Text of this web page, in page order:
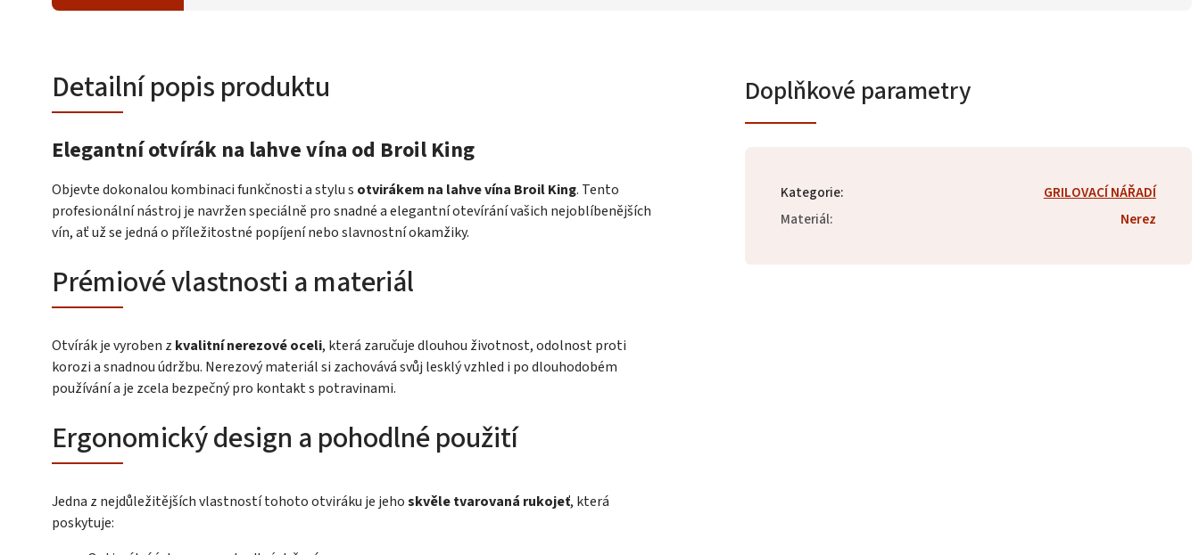
Detailní popis produktu
Elegantní otvírák na lahve vína od Broil King
Objevte dokonalou kombinaci funkčnosti a stylu s otvirákem na lahve vína Broil King. Tento
profesionální nástroj je navržen speciálně pro snadné a elegantní otevírání vašich nejoblíbenějších
vín, ať už se jedná o příležitostné popíjení nebo slavnostní okamžiky.
Prémiové vlastnosti a materiál
Otvírák je vyroben z kvalitní nerezové oceli, která zaručuje dlouhou životnost, odolnost proti
korozi a snadnou údržbu. Nerezový materiál si zachovává svůj lesklý vzhled i po dlouhodobém
používání a je zcela bezpečný pro kontakt s potravinami.
Ergonomický design a pohodlné použití
Jedna z nejdůležitějších vlastností tohoto otviráku je jehoskvěle tvarovaná rukojeť, která
poskytuje:
Doplňkové parametry
Kategorie:
GRILOVACÍ NÁŘADÍ
Materiál: Nerez